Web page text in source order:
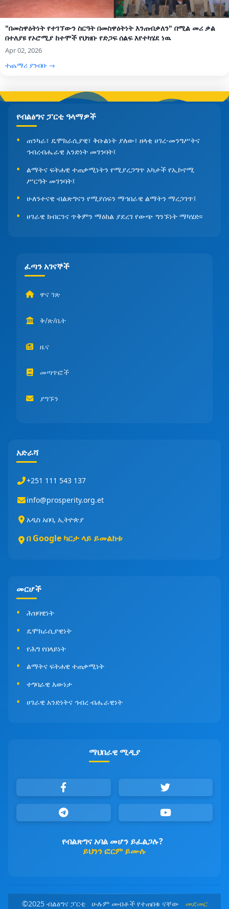
"በመስዋዕትነት የተገኘውን ስርዓት በመስዋዕትነት እንጠብቃለን" በሚል መሪ ቃል
በተለያዩ የኦሮሚያ ከተሞች የህዝቡ የድጋፍ ሰልፍ እየተካሄደ ነዉ
Apr 02, 2026
ተጨማሪ ያንብቡ →
የብልፅግና ፓርቲ ዓላማዎች
ጠንካራ፣ ዴሞክራሲያዊ፣ ቅቡልነት ያለው፣ ዘላቂ ሀገረ-መንግሥትና
ኅብረብሔራዊ አንድነት መገንባት፤
ልማትና ፍትሐዊ ተጠቃሚነትን የሚያረጋግጥ አካታች የኢኮኖሚ
ሥርዓት መገንባት፤
ሁለንተናዊ ብልጽግናን የሚያሰፍን ማኅበራዊ ልማትን ማረጋገጥ፤
ሀገራዊ ክብርንና ጥቅምን ማዕከል ያደረገ የውጭ ግንኙነት ማካሄድ፡፡
ፈጣን አገናኞች
ዋና ገጽ
ቅ/ጽ/ቤት
ዜና
መጣጥፎች
ያግኙን
አድራሻ
+251 111 543 137
info@prosperity.org.et
አዲስ አበባ, ኢትዮጵያ
በ Google ካርታ ላይ ይመልከቱ
መርሆች
ሕዝባዊነት
ዴሞክራሲያዊነት
የሕግ የበላይነት
ልማትና ፍትሐዊ ተጠቃሚነት
ተግባራዊ እውነታ
ሀገራዊ አንድነትና ኅብረ ብሔራዊነት
ማህበራዊ ሚዲያ
የብልጽግና አባል መሆን ይፈልጋሉ?
ይህንን ፎርም ይሙሉ
©2025 ብልፅግና ፓርቲ ሁሉም መብቶች የተጠበቁ ናቸው መደመር